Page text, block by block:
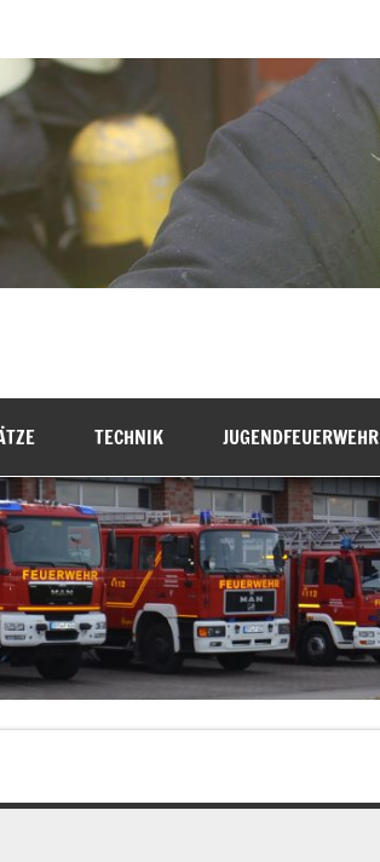
TECHNIK JUGENDFEUERWEHR